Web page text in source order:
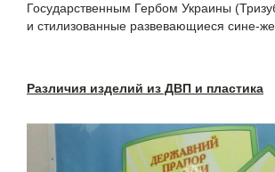
Государственным Гербом Украины
и стилизованные развевающиеся сине-
Различия изделий из ДВП и пластика